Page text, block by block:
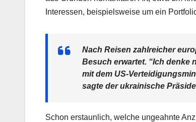
Interessen, beispielsweise um ein
Nach Reisen zahlreicher
Besuch erwartet. “Ich denke
mit dem US-
sagte der ukrainische
Schon erstaunlich, welche ungeahnte